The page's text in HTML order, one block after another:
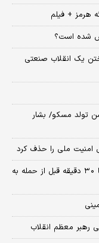
هرمز + فیلم
شده است؟
یک انقلاب صنعتی
تولد مسکو/ بشار
امنیت ملی را حذف کرد
رئیس سازمان هواپیمایی: گزارش ورود هواگردها ٣٠ دقیقه قبل از حمله به
رهبر معظم انقلاب